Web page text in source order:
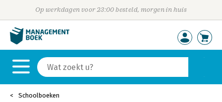
Op werkdagen voor 23:00 besteld, morgen in huis
Schoolboeken